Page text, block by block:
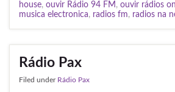
house, ouvir Rádio 94 FM , ouvir rádios
musica electronica, radios fm, radios na
Rádio Pax
Filed under Rádio Pax